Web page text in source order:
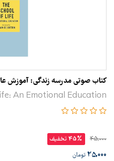
کتاب صوتی مدرسه زندگی: آموزش
An Emotional Education
45,000 45% تخفیف
25,000 تومان